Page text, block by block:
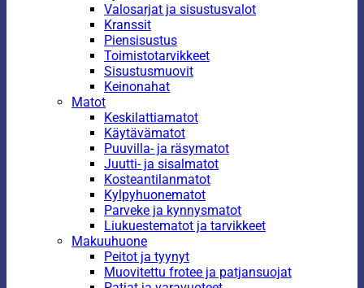
Valosarjat ja sisustusvalot
Kranssit
Piensisustus
Toimistotarvikkeet
Sisustusmuovit
Keinonahat
Matot
Keskilattiamatot
Käytävämatot
Puuvilla- ja räsymatot
Juutti- ja sisalmatot
Kosteantilanmatot
Kylpyhuonematot
Parveke ja kynnysmatot
Liukuestematot ja tarvikkeet
Makuuhuone
Peitot ja tyynyt
Muovitettu frotee ja patjansuojat